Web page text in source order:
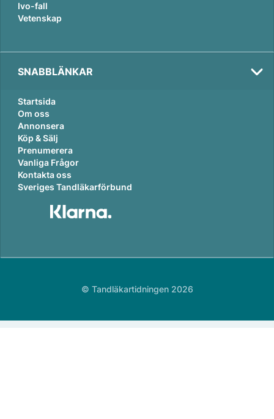
Ivo-fall
Vetenskap
SNABBLÄNKAR
Startsida
Om oss
Annonsera
Köp & Sälj
Prenumerera
Vanliga Frågor
Kontakta oss
Sveriges Tandläkarförbund
© Tandläkartidningen 2026